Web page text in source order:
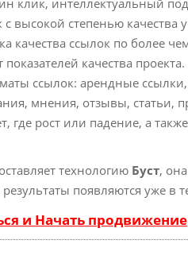
высокой степенью качества
качества ссылок по более
качества проекта.
ссылок: арендные
мнения, отзывы, статьи,
где рост или падение, а
технологию Буст,
результаты появляются уже в
и Начать продвижение